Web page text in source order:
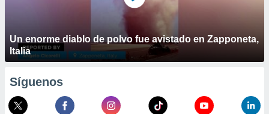
Un enorme diablo de polvo fue avistado en Zapponeta,
Italia
Síguenos